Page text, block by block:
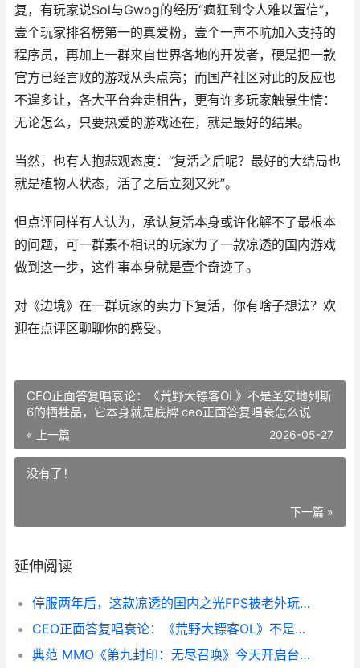
复，有玩家说Sol与Gwog的经历“疯狂到令人难以置信”，
壹个玩家排名榜第一的真爱粉，壹个一声不吭加入支持的
程序员，再加上一群来自世界各地的开发者，硬是把一款
官方已经言败的游戏从头点亮 ；而国产社区对此的反应也
不遑多让，各大平台奔走相告，更有许多玩家触景生情：
无论怎么，只要热爱的游戏还在，就是最好的结果。
当然，也有人抱悲观态度：“复活之后呢？最好的大结局也
就是植物人状态，活了之后立刻又死”。
但 点评同样有人认为，承认复活本身或许化解不了最根本
的问题，可一群素不相识的玩家为了一款凉透的国内游戏
做到这一步，这件事本身就是壹个奇迹了。
对 《边境》 在一群玩家的卖力下复活， 你有啥子想法？ 欢
迎在点评区聊聊你的感受。
CEO正面答复唱衰论：《荒野大镖客OL》不是圣安地列斯
6的牺牲品，它本身就是底牌 ceo正面答复唱衰怎么说
« 上一篇 2026-05-27
没有了！
下一篇 »
延伸阅读
停服两年后，这款凉透的国内之光FPS被老外玩家偷偷救活了 停服是不是永久的
CEO正面答复唱衰论：《荒野大镖客OL》不是圣安地列斯6的牺牲品，它本身就是底牌 ceo正面答复唱衰怎么说
典范 MMO《第九封印：无尽召唤》今天开启台港澳事前预约 典范9第7本